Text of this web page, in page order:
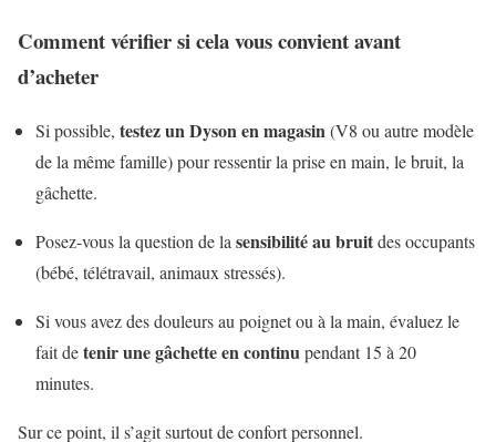
Comment vérifier si cela vous convient avant
d’acheter
Si possible, testez un Dyson en magasin(V8 ou autre modèle
de la même famille) pour ressentir la prise en main, le bruit, la
gâchette.
Posez-vous la question de la sensibilité au bruitdes occupants
(bébé, télétravail, animaux stressés).
Si vous avez des douleurs au poignet ou à la main, évaluez le
fait detenir une gâchette en continupendant 15 à 20
minutes.
Sur ce point, il s’agit surtout de confort personnel.